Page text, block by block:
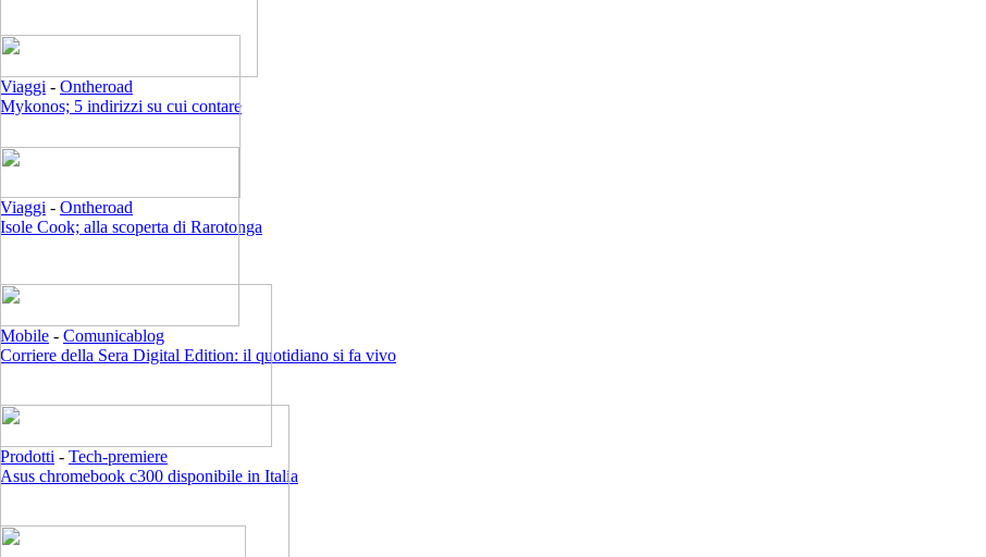
Viaggi - Ontheroad
Mykonos; 5 indirizzi su cui contare
Viaggi - Ontheroad
Isole Cook; alla scoperta di Rarotonga
Mobile - Comunicablog
Corriere della Sera Digital Edition: il quotidiano si fa vivo
Prodotti - Tech-premiere
Asus chromebook c300 disponibile in Italia